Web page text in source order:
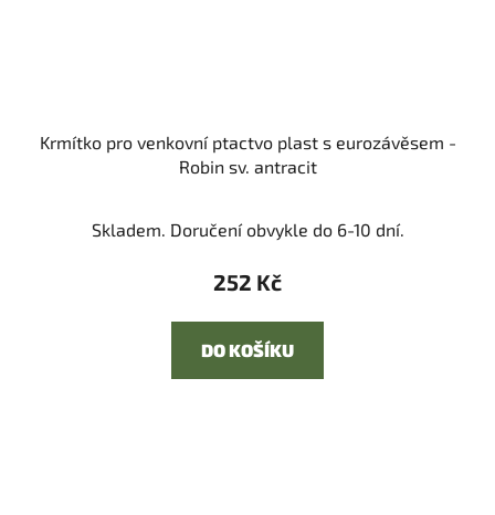
Krmítko pro venkovní ptactvo plast s eurozávěsem -
Robin sv. antracit
Skladem. Doručení obvykle do 6-10 dní.
252 Kč
DO KOŠÍKU